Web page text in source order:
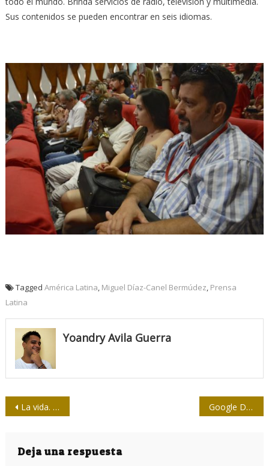
Sus contenidos se pueden encontrar en seis idiomas.
Tagged América Latina, Miguel Díaz-Canel Bermúdez, Prensa
Latina
Yoandry Avila Guerra
Navegación
entradas
La vida. Un reportaje en permanente desarrollo Google Drive y Google Fotos, juntos pero no mezclados
Deja una respuesta